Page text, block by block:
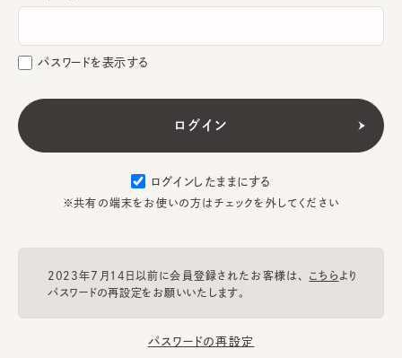
パスワードを表示する
ログインしたままにする
※共有の端末をお使いの方はチェックを外してください
2023年7月14日以前に会員登録されたお客様は、 こちらより
パスワードの再設定をお願いいたします。
パスワードの再設定